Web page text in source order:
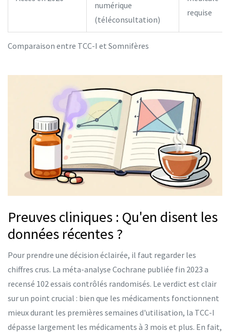
Comparaison entre TCC-I et Somnifères
numérique
(téléconsultation)
requise
Preuves cliniques : Qu'en disent les
données récentes ?
Pour prendre une décision éclairée, il faut regarder les
chiffres crus. La méta-analyse Cochrane publiée fin 2023 a
recensé 102 essais contrôlés randomisés. Le verdict est clair
sur un point crucial : bien que les médicaments fonctionnent
mieux durant les premières semaines d'utilisation, la TCC-I
dépasse largement les médicaments à 3 mois et plus. En fait,